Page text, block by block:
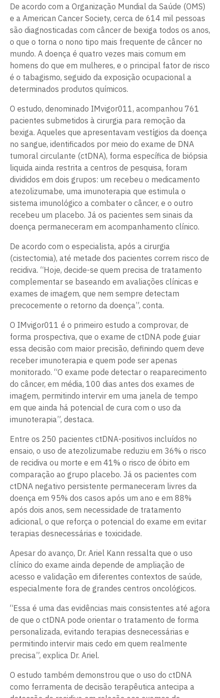
De acordo com a Organização Mundial da Saúde (OMS)
e a American Cancer Society, cerca de 614 mil pessoas
são diagnosticadas com câncer de bexiga todos os anos,
o que o torna o nono tipo mais frequente de câncer no
mundo. A doença é quatro vezes mais comum em
homens do que em mulheres, e o principal fator de risco
é o tabagismo, seguido da exposição ocupacional a
determinados produtos químicos.
O estudo, denominado IMvigor011, acompanhou 761
pacientes submetidos à cirurgia para remoção da
bexiga. Aqueles que apresentavam vestígios da doença
no sangue, identificados por meio do exame de DNA
tumoral circulante (ctDNA), forma específica de biópsia
liquida ainda restrita a centros de pesquisa, foram
divididos em dois grupos: um recebeu o medicamento
atezolizumabe, uma imunoterapia que estimula o
sistema imunológico a combater o câncer, e o outro
recebeu um placebo. Já os pacientes sem sinais da
doença permaneceram em acompanhamento clínico.
De acordo com o especialista, após a cirurgia
(cistectomia), até metade dos pacientes correm risco de
recidiva. “Hoje, decide-se quem precisa de tratamento
complementar se baseando em avaliações clínicas e
exames de imagem, que nem sempre detectam
precocemente o retorno da doença”, conta.
O IMvigor011 é o primeiro estudo a comprovar, de
forma prospectiva, que o exame de ctDNA pode guiar
essa decisão com maior precisão, definindo quem deve
receber imunoterapia e quem pode ser apenas
monitorado. “O exame pode detectar o reaparecimento
do câncer, em média, 100 dias antes dos exames de
imagem, permitindo intervir em uma janela de tempo
em que ainda há potencial de cura com o uso da
imunoterapia”, destaca.
Entre os 250 pacientes ctDNA-positivos incluídos no
ensaio, o uso de atezolizumabe reduziu em 36% o risco
de recidiva ou morte e em 41% o risco de óbito em
comparação ao grupo placebo. Já os pacientes com
ctDNA negativo persistente permaneceram livres da
doença em 95% dos casos após um ano e em 88%
após dois anos, sem necessidade de tratamento
adicional, o que reforça o potencial do exame em evitar
terapias desnecessárias e toxicidade.
Apesar do avanço, Dr. Ariel Kann ressalta que o uso
clínico do exame ainda depende de ampliação de
acesso e validação em diferentes contextos de saúde,
especialmente fora de grandes centros oncológicos.
“Essa é uma das evidências mais consistentes até agora
de que o ctDNA pode orientar o tratamento de forma
personalizada, evitando terapias desnecessárias e
permitindo intervir mais cedo em quem realmente
precisa”, explica Dr. Ariel.
O estudo também demonstrou que o uso do ctDNA
como ferramenta de decisão terapêutica antecipa a